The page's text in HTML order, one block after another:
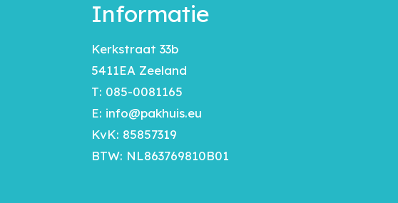
Informatie
Kerkstraat 33b
5411EA Zeeland
T: 085-0081165
E: info@pakhuis.eu
KvK: 85857319
BTW: NL863769810B01